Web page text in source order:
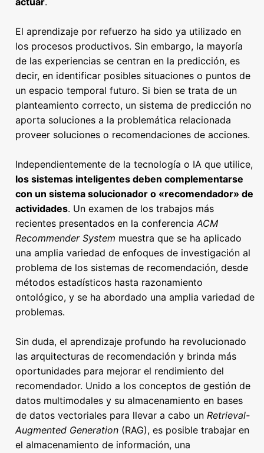
El aprendizaje por refuerzo ha sido ya utilizado en
los procesos productivos. Sin embargo, la mayoría
de las experiencias se centran en la predicción, es
decir, en identificar posibles situaciones o puntos de
un espacio temporal futuro. Si bien se trata de un
planteamiento correcto, un sistema de predicción no
aporta soluciones a la problemática relacionada
proveer soluciones o recomendaciones de acciones.
Independientemente de la tecnología o IA que utilice,
los sistemas inteligentes deben complementarse
con un sistema solucionador o «recomendador» de
actividades. Un examen de los trabajos más
recientes presentados en la conferenciaACM
Recommender System muestra que se ha aplicado
una amplia variedad de enfoques de investigación al
problema de los sistemas de recomendación, desde
métodos estadísticos hasta razonamiento
ontológico, y se ha abordado una amplia variedad de
problemas.
Sin duda, el aprendizaje profundo ha revolucionado
las arquitecturas de recomendación y brinda más
oportunidades para mejorar el rendimiento del
recomendador. Unido a los conceptos de gestión de
datos multimodales y su almacenamiento en bases
de datos vectoriales para llevar a cabo un Retrieval-
Augmented Generation (RAG), es posible trabajar en
el almacenamiento de información, una